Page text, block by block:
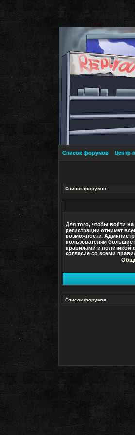
Список форумов Центр
Список форумов
Для того, чтобы войти
регистрации отнимет
возможности.
пользователям большие
правилами и политикой
согласие со всеми
Список форумов